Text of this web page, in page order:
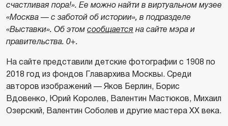
счастливая пора!». Ее можно найти в виртуальном музее
«Москва — с заботой об истории», в подразделе
«Выставки». Об этом сообщается на сайте мэра и
правительства. 0+.
На сайте представили детские фотографии с 1908 по
2018 год из фондов Главархива Москвы. Среди
авторов изображений — Яков Берлин, Борис
Вдовенко, Юрий Королев, Валентин Мастюков, Михаил
Озерский, Валентин Соболев и другие мастера ХХ века.